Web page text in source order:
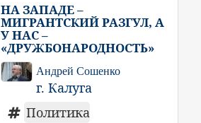
НА ЗАПАДЕ –
МИГРАНТСКИЙ РАЗГУЛ, А
У НАС –
«ДРУЖБОНАРОДНОСТЬ»
Андрей Сошенко
г. Калуга
Политика